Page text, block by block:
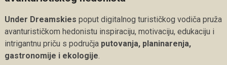
Under Dreamskies poput digitalnog turističkog vodiča pruža
avanturističkom hedonistu inspiraciju, motivaciju, edukaciju i
intrigantnu priču s područja putovanja, planinarenja,
gastronomije i ekologije.